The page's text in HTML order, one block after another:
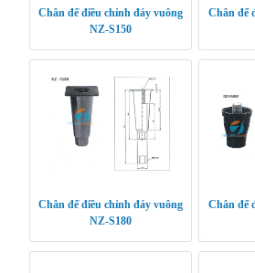
Chân đế điều chỉnh đáy vuông
NZ-S150
Chân đế
Chân đế điều chỉnh đáy vuông
NZ-S180
Chân đế